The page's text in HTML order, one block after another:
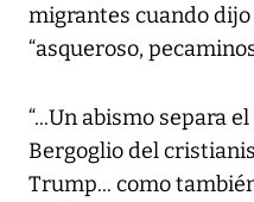
migrantes cuando
“asqueroso,
“...Un abismo separa
Bergoglio del
Trump... como